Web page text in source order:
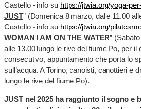
Castello - info su https://jtwia.org/yoga-
JUST” (Domenica 8 marzo, dalle 11.00
Castello - info su https://jtwia.org/
WOMAN I AM ON THE WATER”
alle 13.00 lungo le rive del fiume Po, per il
consecutivo, appuntamento che porta lo
sull’acqua. A Torino, canoisti, canottieri e
lungo le rive del fiume Po).
JUST nel 2025 ha raggiunto il sogno e